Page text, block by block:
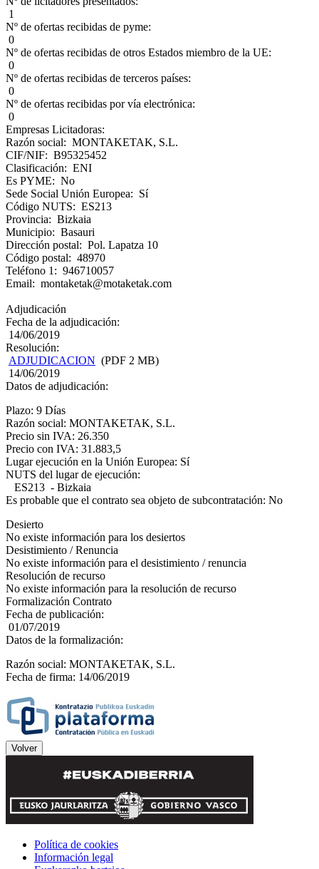
1
Nº de ofertas recibidas de pyme:
0
Nº de ofertas recibidas de otros Estados miembro de la UE:
0
Nº de ofertas recibidas de terceros países:
0
Nº de ofertas recibidas por vía electrónica:
0
Empresas Licitadoras:
Razón social: MONTAKETAK, S.L.
CIF/NIF: B95325452
Clasificación: ENI
Es PYME: No
Sede Social Unión Europea: Sí
Código NUTS: ES213
Provincia: Bizkaia
Municipio: Basauri
Dirección postal: Pol. Lapatza 10
Código postal: 48970
Teléfono 1: 946710057
Email: montaketak@motaketak.com
Adjudicación
Fecha de la adjudicación:
14/06/2019
Resolución:
ADJUDICACION (PDF 2 MB)
14/06/2019
Datos de adjudicación:
Plazo: 9 Días
Razón social: MONTAKETAK, S.L.
Precio sin IVA: 26.350
Precio con IVA: 31.883,5
Lugar ejecución en la Unión Europea: Sí
NUTS del lugar de ejecución:
ES213 - Bizkaia
Es probable que el contrato sea objeto de subcontratación: No
Desierto
No existe información para los desiertos
Desistimiento / Renuncia
No existe información para el desistimiento / renuncia
Resolución de recurso
No existe información para la resolución de recurso
Formalización Contrato
Fecha de publicación:
01/07/2019
Datos de la formalización:
Razón social: MONTAKETAK, S.L.
Fecha de firma: 14/06/2019
Política de cookies
Información legal